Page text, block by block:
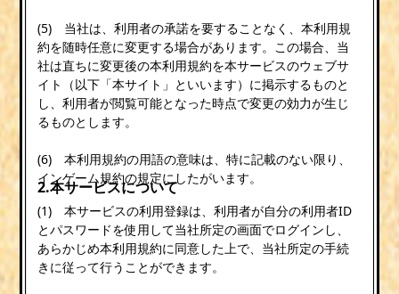
(5) 当社は、利用者の承諾を要することなく、本利用規
約を随時任意に変更する場合があります。この場合、当
社は直ちに変更後の本利用規約を本サービスのウェブサ
イト（以下「本サイト」といいます）に掲示するものと
し、利用者が閲覧可能となった時点で変更の効力が生じ
るものとします。
(6) 本利用規約の用語の意味は、特に記載のない限り、
インゲーム規約の規定にしたがいます。
2.本サービスについて
(1) 本サービスの利用登録は、利用者が自分の利用者ID
とパスワードを使用して当社所定の画面でログインし、
あらかじめ本利用規約に同意した上で、当社所定の手続
きに従って行うことができます。